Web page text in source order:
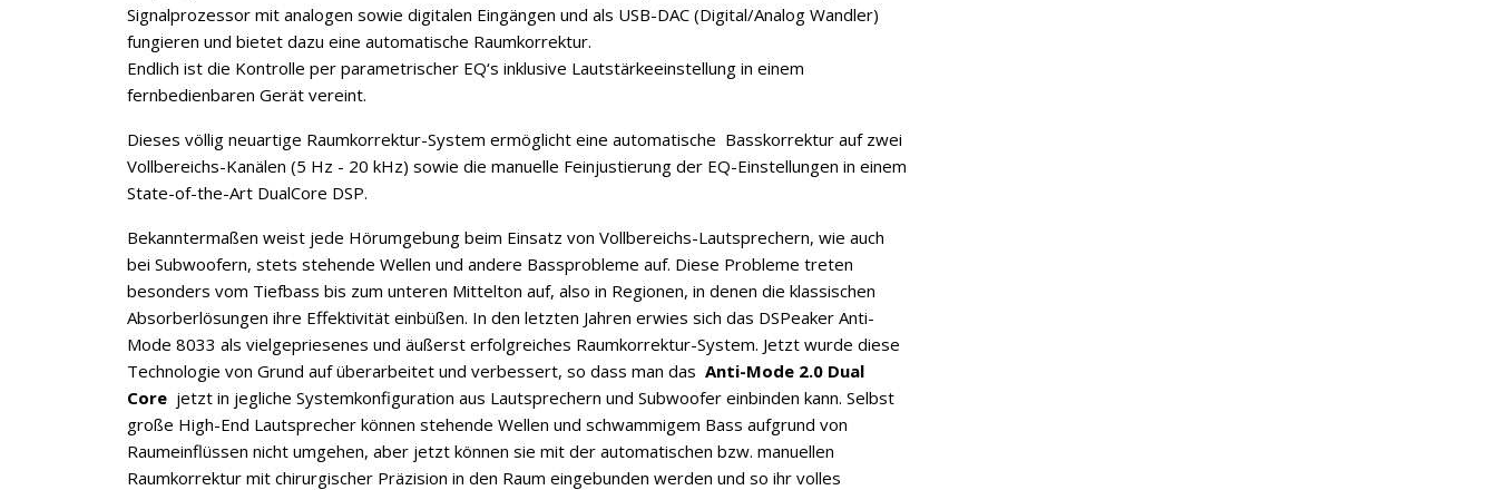
Signalprozessor mit analogen sowie digitalen Eingängen und als USB-DAC (Digital/Analog Wandler)
fungieren und bietet dazu eine automatische Raumkorrektur.
Endlich ist die Kontrolle per parametrischer EQ‘s inklusive Lautstärkeeinstellung in einem
fernbedienbaren Gerät vereint.
Dieses völlig neuartige Raumkorrektur-System ermöglicht eine automatische Basskorrektur auf zwei
Vollbereichs-Kanälen (5 Hz - 20 kHz) sowie die manuelle Feinjustierung der EQ-Einstellungen in einem
State-of-the-Art DualCore DSP.
Bekanntermaßen weist jede Hörumgebung beim Einsatz von Vollbereichs-Lautsprechern, wie auch
bei Subwoofern, stets stehende Wellen und andere Bassprobleme auf. Diese Probleme treten
besonders vom Tiefbass bis zum unteren Mittelton auf, also in Regionen, in denen die klassischen
Absorberlösungen ihre Effektivität einbüßen. In den letzten Jahren erwies sich das DSPeaker Anti-
Mode 8033 als vielgepriesenes und äußerst erfolgreiches Raumkorrektur-System. Jetzt wurde diese
Technologie von Grund auf überarbeitet und verbessert, so dass man das Anti-Mode 2.0 Dual
Core jetzt in jegliche Systemkonfiguration aus Lautsprechern und Subwoofer einbinden kann. Selbst
große High-End Lautsprecher können stehende Wellen und schwammigem Bass aufgrund von
Raumeinflüssen nicht umgehen, aber jetzt können sie mit der automatischen bzw. manuellen
Raumkorrektur mit chirurgischer Präzision in den Raum eingebunden werden und so ihr volles